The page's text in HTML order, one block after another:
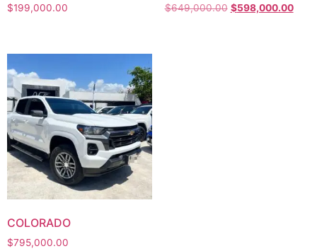
$199,000.00 $649,000.00 $598,000.00
COLORADO
$795,000.00